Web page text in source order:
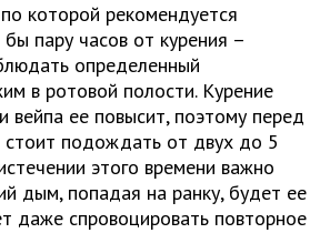
которой рекомендуется
пару часов от курения –
определенный
в ротовой полости. Курение
вейпа ее повысит, поэтому перед
стоит подождать от двух до 5
этого времени важно
дым, попадая на ранку, будет ее
даже спровоцировать повторное